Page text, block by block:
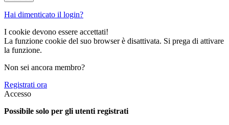
Hai dimenticato il login?
I cookie devono essere accettati!
La funzione cookie del suo browser è disattivata. Si prega di attivare
la funzione.
Non sei ancora membro?
Registrati ora
Accesso
Possibile solo per gli utenti registrati